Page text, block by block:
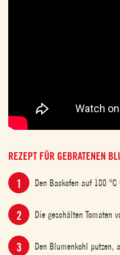
REZEPT FÜR GEBRATENEN
Den Backofen auf 180 °C
Die geschälten Tomaten
Den Blumenkohl putzen,